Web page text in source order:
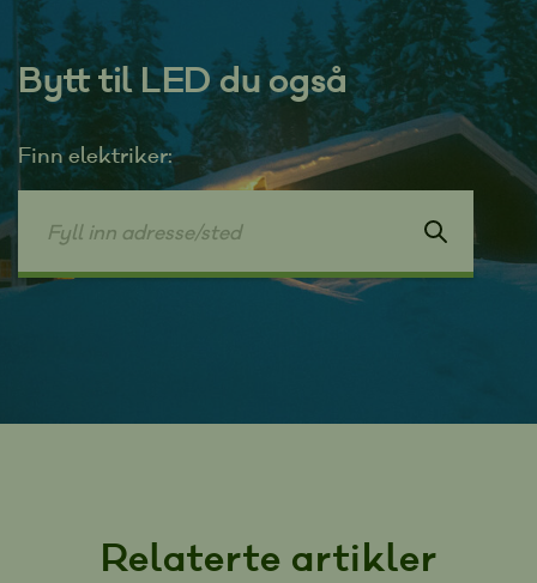
Bytt til LED du også
Finn elektriker:
Relaterte artikler